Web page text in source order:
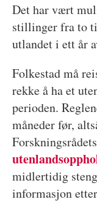
Det har vært
stillinger fra to
utlandet i ett år
Folkestad må
rekke å ha et
perioden.
måneder før,
Forskningsrådets
midlertidig
informasjon